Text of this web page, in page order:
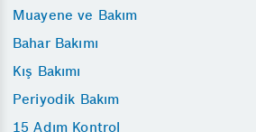
Muayene ve Bakım
Bahar Bakımı
Kış Bakımı
Periyodik Bakım
15 Adım Kontrol